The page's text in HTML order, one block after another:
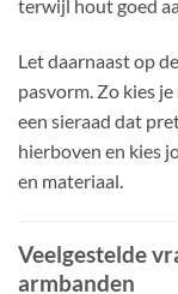
terwijl hout goed
Let daarnaast op
pasvorm. Zo kies
een sieraad dat
hierboven en kies
en materiaal.
Veelgestelde
armbanden